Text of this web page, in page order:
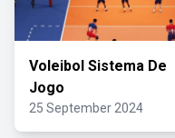
Voleibol Sistema De
Jogo
25 September 2024